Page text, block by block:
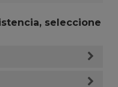
seleccione